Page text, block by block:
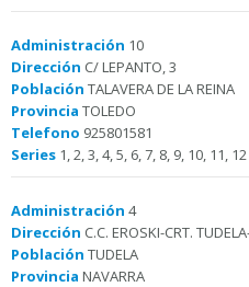
Administración 10
Dirección C/ LEPANTO, 3
Población TALAVERA DE LA REINA
Provincia TOLEDO
Telefono 925801581
Series 1, 2, 3, 4, 5, 6, 7, 8, 9, 10, 11, 12
Administración 4
Dirección C.C. EROSKI-CRT.
Población TUDELA
Provincia NAVARRA